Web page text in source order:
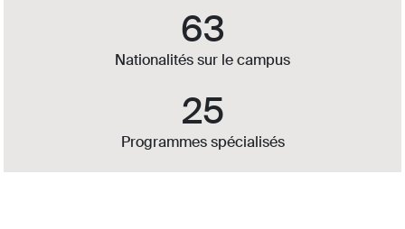
63
Nationalités sur le campus
25
Programmes spécialisés